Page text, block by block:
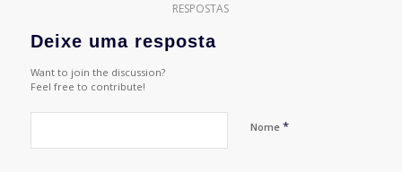
RESPOSTAS
Deixe uma resposta
Want to join the discussion?
Feel free to contribute!
Nome *